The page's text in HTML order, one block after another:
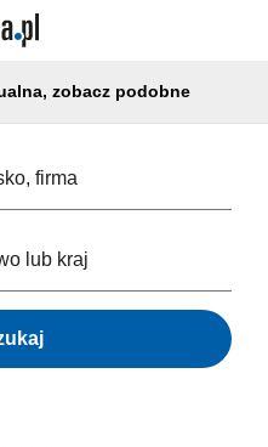
zobacz podobne